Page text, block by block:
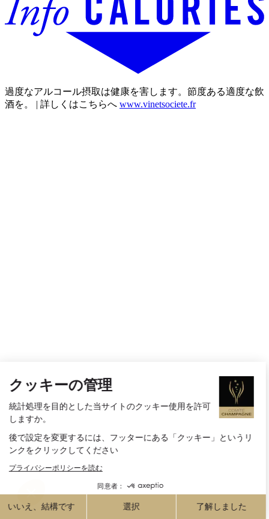
クッキーの管理
統計処理を目的とした当サイトのクッキー使用を許可
しますか。
後で設定を変更するには、フッターにある「クッキー」というリ
ンクをクリックしてください
プライバシーポリシーを読む
同意者：
いいえ、結構です 選択 了解しました
過度なアルコール摂取は健康を害します。節度ある適度な飲
酒を。 | 詳しくはこちらへ www.vinetsociete.fr